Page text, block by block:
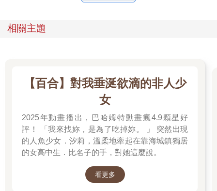
相關主題
【百合】對我垂涎欲滴的非人少
女
2025年動畫播出，巴哈姆特動畫瘋4.9顆星好
評！ 「我來找妳，是為了吃掉妳。 」 突然出現
的人魚少女．汐莉，溫柔地牽起在靠海城鎮獨居
的女高中生．比名子的手，對她這麼說。
看更多